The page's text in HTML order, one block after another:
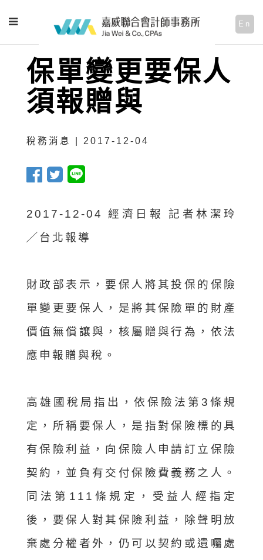
En
保單變更要保人
須報贈與
稅務消息 | 2017-12-04
2017-12-04 經濟日報 記者林潔玲
╱台北報導
財政部表示，要保人將其投保的保險
單變更要保人，是將其保險單的財產
價值無償讓與，核屬贈與行為，依法
應申報贈與稅。
高雄國稅局指出，依保險法第3條規
定，所稱要保人，是指對保險標的具
有保險利益，向保險人申請訂立保險
契約，並負有交付保險費義務之人。
同法第111條規定，受益人經指定
後，要保人對其保險利益，除聲明放
棄處分權者外，仍可以契約或遺囑處